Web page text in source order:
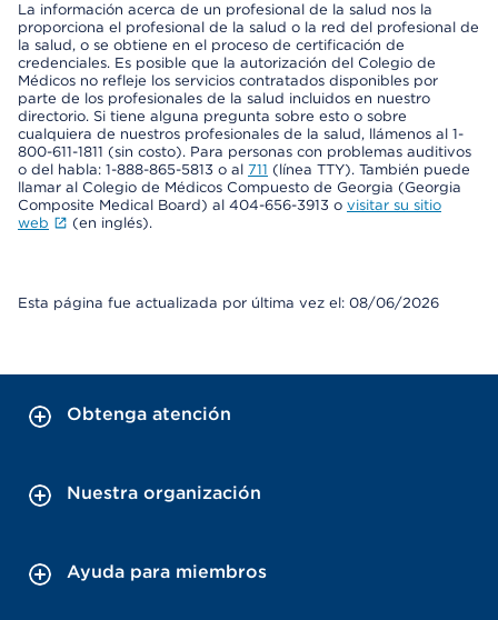
La información acerca de un profesional de la salud nos la
proporciona el profesional de la salud o la red del profesional de
la salud, o se obtiene en el proceso de certificación de
credenciales. Es posible que la autorización del Colegio de
Médicos no refleje los servicios contratados disponibles por
parte de los profesionales de la salud incluidos en nuestro
directorio. Si tiene alguna pregunta sobre esto o sobre
cualquiera de nuestros profesionales de la salud, llámenos al 1-
800-611-1811 (sin costo). Para personas con problemas auditivos
o del habla: 1-888-865-5813 o al 711 (línea TTY). También puede
llamar al Colegio de Médicos Compuesto de Georgia (Georgia
Composite Medical Board) al 404-656-3913 o visitar su sitio
web
(en inglés).
Esta página fue actualizada por última vez el: 08/06/2026
Obtenga atención
Nuestra organización
Ayuda para miembros